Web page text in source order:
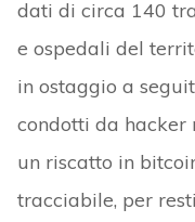
dati di circa 140
e ospedali del
in ostaggio a
condotti da hacker
un riscatto in
tracciabile, per